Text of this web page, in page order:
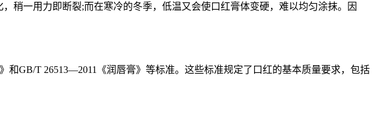
一用力即断裂;而在寒冷的冬季，低温又会使口红膏体变硬，难以均匀涂抹。因
GB/T 26513—2011《润唇膏》等标准。这些标准规定了口红的基本质量要求，包括